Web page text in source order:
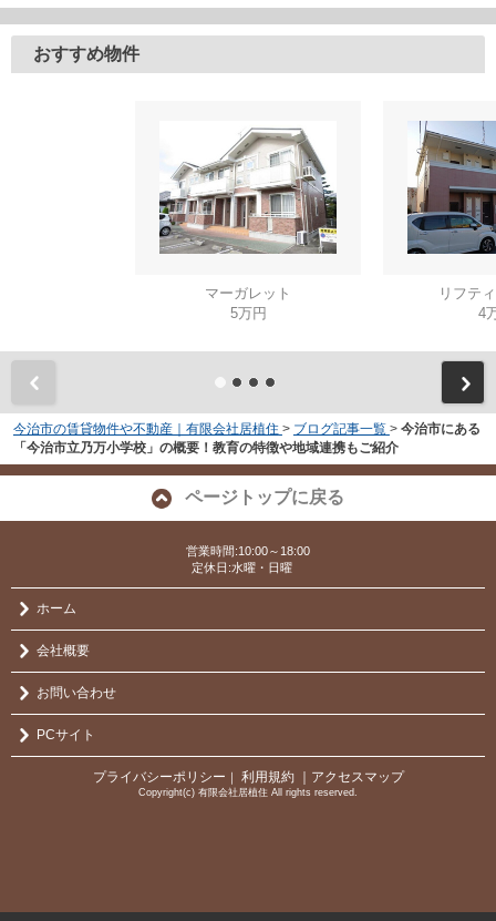
おすすめ物件
マーガレット
5万円
リフテ
4
今治市の賃貸物件や不動産｜有限会社居植住 > ブログ記事一覧 > 今治市にある
「今治市立乃万小学校」の概要！教育の特徴や地域連携もご紹介
ページトップに戻る
営業時間:10:00～18:00
定休日:水曜・日曜
ホーム
会社概要
お問い合わせ
PCサイト
プライバシーポリシー 利用規約 ｜アクセスマップ
Copyright(c) 有限会社居植住 All rights reserved.